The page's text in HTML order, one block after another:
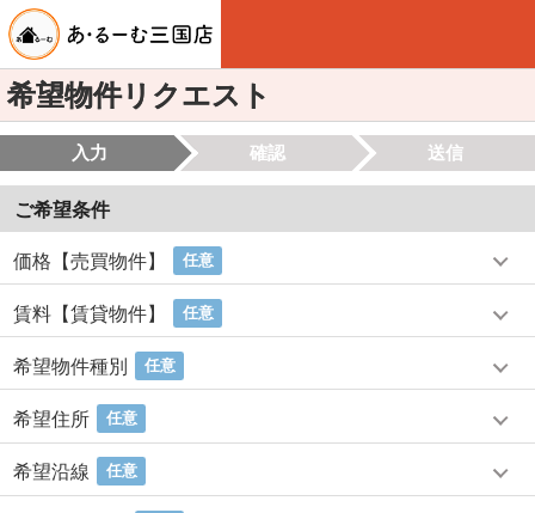
希望物件リクエスト
入力 確認 送信
ご希望条件
価格【売買物件】 任意
賃料【賃貸物件】 任意
希望物件種別 任意
希望住所 任意
希望沿線 任意